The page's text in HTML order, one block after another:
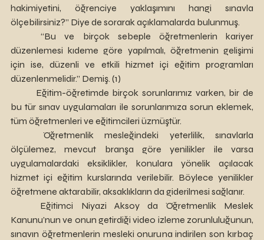
hakimiyetini, öğrenciye yaklaşımını hangi sınavla
ölçebilirsiniz?” Diye de sorarak açıklamalarda bulunmuş.
	“Bu ve birçok sebeple öğretmenlerin kariyer
düzenlemesi kıdeme göre yapılmalı, öğretmenin gelişimi
için ise, düzenli ve etkili hizmet içi eğitim programları
düzenlenmelidir.” Demiş. (1)
bu tür sınav uygulamaları ile sorunlarımıza sorun eklemek,
tüm öğretmenleri ve eğitimcileri üzmüştür.
	Öğretmenlik mesleğindeki yeterlilik, sınavlarla
ölçülemez, mevcut branşa göre yenilikler ile varsa
uygulamalardaki eksiklikler, konulara yönelik açılacak
hizmet içi eğitim kurslarında verilebilir. Böylece yenilikler
öğretmene aktarabilir, aksaklıkların da giderilmesi sağlanır.
Kanunu’nun ve onun getirdiği video izleme zorunluluğunun,
sınavın öğretmenlerin mesleki onuruna indirilen son kırbaç